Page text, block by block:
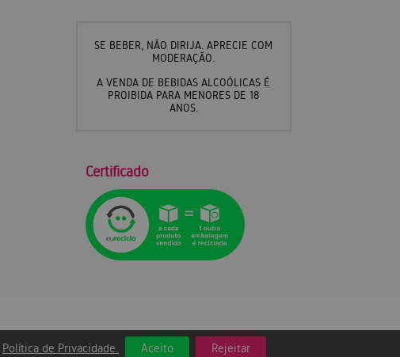
Política de Privacidade. Aceito Rejeitar
SE BEBER, NÃO DIRIJA. APRECIE COM
MODERAÇÃO.
A VENDA DE BEBIDAS ALCOÓLICAS É
PROIBIDA PARA MENORES DE 18
ANOS.
Certificado